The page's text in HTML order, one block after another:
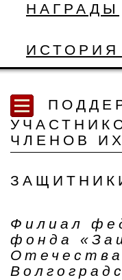
НАГРАДЫ
ЧЛЕНОВ
Филиал
фонда